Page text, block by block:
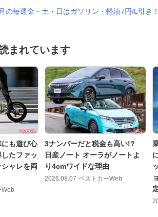
の毎週金・土・日はガソリン・軽油7円/L引き
まれています
も遊び心
たファッ
シャレを両
Web
3ナンバーだと税金も高い!?
日産ノート オーラがノートよ
り4cmワイドな理由
2026.08.07 ベストカーWeb